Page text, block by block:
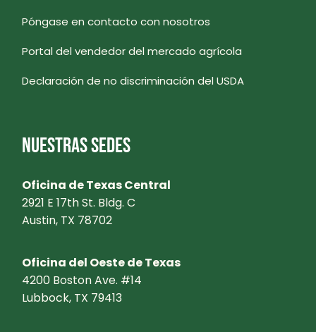
Póngase en contacto con nosotros
Portal del vendedor del mercado agrícola
Declaración de no discriminación del USDA
NUESTRAS SEDES
Oficina de Texas Central
2921 E 17th St. Bldg. C
Austin, TX 78702
Oficina del Oeste de Texas
4200 Boston Ave. #14
Lubbock, TX 79413